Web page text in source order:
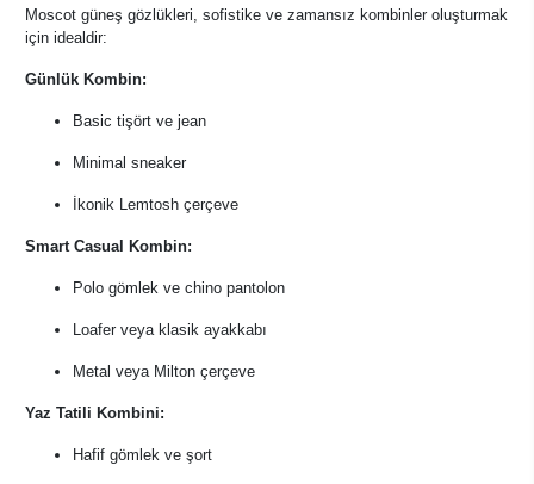
Moscot güneş gözlükleri, sofistike ve zamansız kombinler oluşturmak
için idealdir:
Günlük Kombin:
Basic tişört ve jean
Minimal sneaker
İkonik Lemtosh çerçeve
Smart Casual Kombin:
Polo gömlek ve chino pantolon
Loafer veya klasik ayakkabı
Metal veya Milton çerçeve
Yaz Tatili Kombini:
Hafif gömlek ve şort